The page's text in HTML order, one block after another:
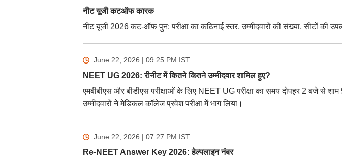
नीट यूजी कटऑफ कारक
नीट यूजी 2026 कट-ऑफ पुन: परीक्षा का कठिनाई स्तर, उम्मीदवारों की संख्या, सीटों की
June 22, 2026 | 09:25 PM IST
NEET UG 2026: रीनीट में कितने कितने उम्मीदवार शामिल हुए?
एमबीबीएस और बीडीएस परीक्षाओं के लिए NEET UG परीक्षा का समय दोपहर 2 बजे से
उम्मीदवारों ने मेडिकल कॉलेज प्रवेश परीक्षा में भाग लिया।
June 22, 2026 | 07:27 PM IST
Re-NEET Answer Key 2026: हेल्पलाइन नंबर